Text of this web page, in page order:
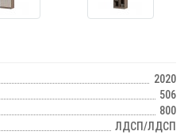
2020
506
800
ЛДСП/ЛДСП